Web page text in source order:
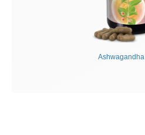
Ashwagandha